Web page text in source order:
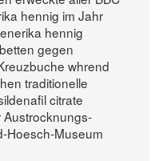
hennig im Jahr
hennig
gegen
whrend
traditionelle
citrate
Hoesch-Museum